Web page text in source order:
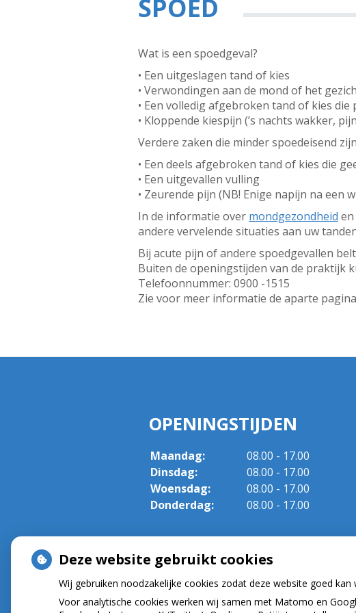
SPOED
Wat is een spoedgeval?
• Een uitgeslagen tand of kies
• Verwondingen aan de mond of het
• Een volledig afgebroken tand of kies die
• Kloppende kiespijn (’s nachts wakker,
Verdere zaken die minder spoedeisend
• Een deels afgebroken tand of kies die
• Een uitgevallen vulling
• Zeurende pijn (NB! Enige napijn na een
In de informatie over mondgezondheid
andere vervelende situaties aan uw
Bij acute pijn of andere spoedgevallen
Buiten de openingstijden van de praktijk
Telefoonnummer: 0900 -1515
Zie voor meer informatie de aparte
OPENINGSTIJDEN
Maandag:
08.00 - 17.00
Dinsdag:
08.00 - 17.00
Woensdag:
08.00 - 17.00
Donderdag:
08.00 - 17.00
Deze website gebruikt cookies
Wij gebruiken noodzakelijke cookies zodat deze website goed
Voor analytische cookies werken wij samen met Matomo en